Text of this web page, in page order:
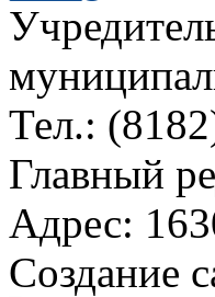
Тел.:
Главный
Адрес:
Создание